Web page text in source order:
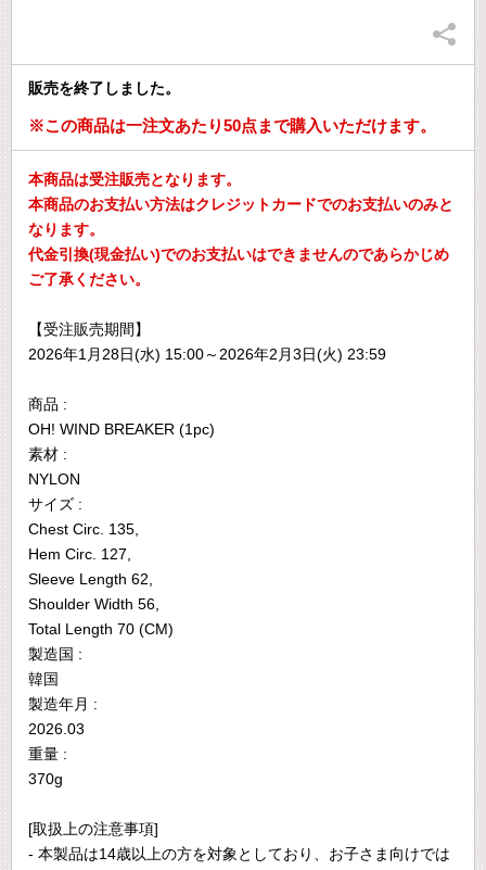
販売を終了しました。
※この商品は一注文あたり50点まで購入いただけます。
本商品は受注販売となります。
本商品のお支払い方法はクレジットカードでのお支払いのみと
なります。
代金引換(現金払い)でのお支払いはできませんのであらかじめ
ご了承ください。
【受注販売期間】
2026年1月28日(水) 15:00～2026年2月3日(火) 23:59
商品 :
OH! WIND BREAKER (1pc)
素材 :
NYLON
サイズ :
Chest Circ. 135,
Hem Circ. 127,
Sleeve Length 62,
Shoulder Width 56,
Total Length 70 (CM)
製造国 :
韓国
製造年月 :
2026.03
重量 :
370g
[取扱上の注意事項]
- 本製品は14歳以上の方を対象としており、お子さま向けでは